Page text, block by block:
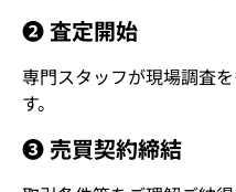
❷ 査定開始
専門スタッフが現場調査
す。
❸ 売買契約締結